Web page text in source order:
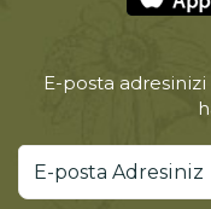
E-posta